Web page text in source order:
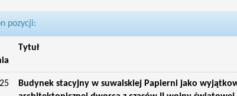
pozycji:
Tytuł
Budynek stacyjny w suwalskiej Papierni jako